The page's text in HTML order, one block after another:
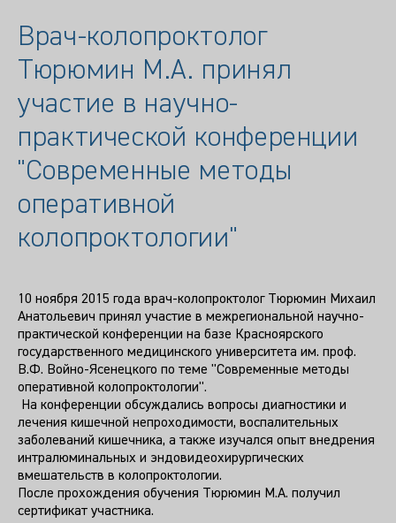
Врач-колопроктолог
Тюрюмин М.А. принял
участие в научно-
практической конференции
"Современные методы
оперативной
колопроктологии"
10 ноября 2015 года врач-колопроктолог Тюрюмин Михаил
Анатольевич принял участие в межрегиональной научно-
практической конференции на базе Красноярского
государственного медицинского университета им. проф.
В.Ф. Войно-Ясенецкого по теме "Современные методы
оперативной колопроктологии".
На конференции обсуждались вопросы диагностики и
лечения кишечной непроходимости, воспалительных
заболеваний кишечника, а также изучался опыт внедрения
интралюминальных и эндовидеохирургических
вмешательств в колопроктологии.
После прохождения обучения Тюрюмин М.А. получил
сертификат участника.